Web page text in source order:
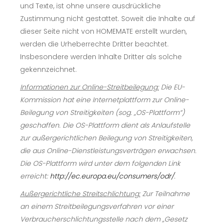
und Texte, ist ohne unsere ausdrückliche
Zustimmung nicht gestattet. Soweit die Inhalte auf
dieser Seite nicht von HOMEMATE erstellt wurden,
werden die Urheberrechte Dritter beachtet.
Insbesondere werden Inhalte Dritter als solche
gekennzeichnet.
Informationen zur Online-Streitbeilegung:Die EU-
Kommission hat eine Internetplattform zur Online-
Beilegung von Streitigkeiten (sog. „OS-Plattform“)
geschaffen. Die OS-Plattform dient als Anlaufstelle
zur außergerichtlichen Beilegung von Streitigkeiten,
die aus Online-Dienstleistungsverträgen erwachsen.
Die OS-Plattform wird unter dem folgenden Link
erreicht: http://ec.europa.eu/consumers/odr/.
Außergerichtliche Streitschlichtung:Zur Teilnahme
an einem Streitbeilegungsverfahren vor einer
Verbraucherschlichtungsstelle nach dem „Gesetz